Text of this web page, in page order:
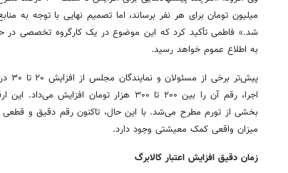
میلیون تومان برای هر نفر برساند، اما تصمیم نهایی با توجه به
شد.» فاطمی تأکید کرد که این موضوع در یک کارگروه تخصصی
به اطلاع عموم خواهد رسید.
اجرا، رقم آن را بین ۲۰۰ تا ۳۰۰ هزار تومان
بخشی از تورم مطرح می‌شد. با این حال، تاکنون رقم دقیق و قطعی
میزان واقعی کمک معیشتی وجود دارد.
زمان دقیق افزایش اعتبار کالابرگ